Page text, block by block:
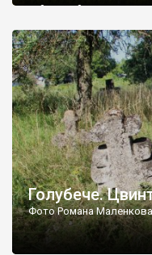
найкращий регулятор
бруньками, кози ті
делікатес. На цвинтарі
різноманітних форм
Голубече.
Фото Романа